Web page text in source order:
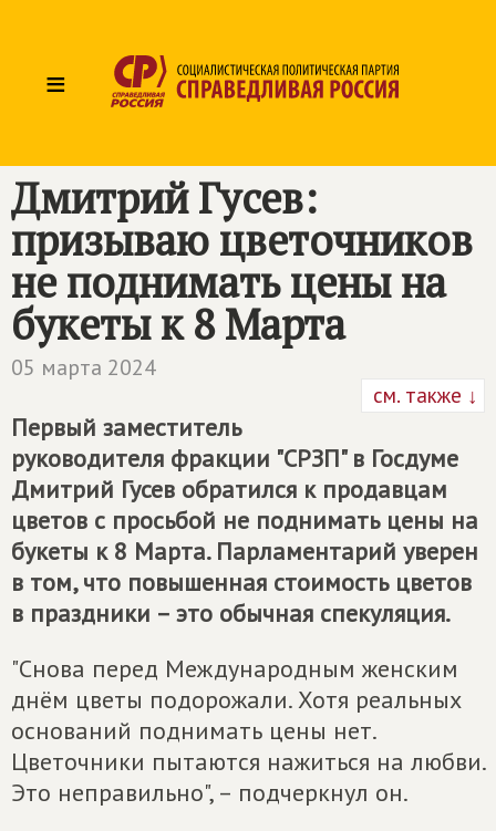
≡
Дмитрий Гусев:
призываю цветочников
не поднимать цены на
букеты к 8 Марта
05 марта 2024
см. также ↓
Первый заместитель
руководителя фракции "СРЗП" в Госдуме
Дмитрий Гусев обратился к продавцам
цветов с просьбой не поднимать цены на
букеты к 8 Марта. Парламентарий уверен
в том, что повышенная стоимость цветов
в праздники – это обычная спекуляция.
"Снова перед Международным женским
днём цветы подорожали. Хотя реальных
оснований поднимать цены нет.
Цветочники пытаются нажиться на любви.
Это неправильно", – подчеркнул он.